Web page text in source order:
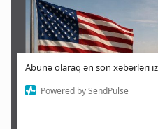
Abunə olaraq ən son xəbərləri
Powered by SendPulse